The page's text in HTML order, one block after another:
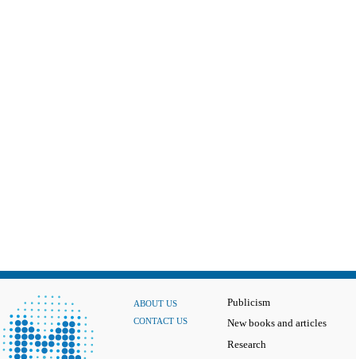
ABOUT US
CONTACT US
Publicism
New books and articles
Research